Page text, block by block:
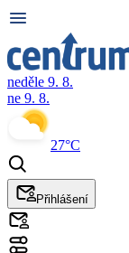
neděle 9. 8.
ne 9. 8.
27°C
Přihlášení